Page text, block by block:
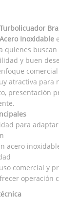
Inoxidable
quienes buscan
y buen
atractiva para
presentación
para
acero
comercial y
operación